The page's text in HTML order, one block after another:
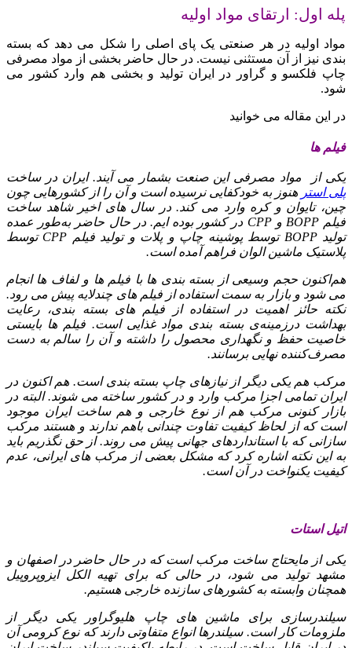
پله اول: ارتقای مواد اولیه
مواد اولیه در هر صنعتی یک پای اصلی را شکل می‌ دهد که بسته‌
بندی نیز از آن مستثنی نیست. در حال حاضر بخشی از مواد مصرفی
چاپ فلکسو و گراور در ایران تولید و بخشی هم وارد کشور می‌
شود.
در این مقاله می خوانید
فیلم‌ ها
یکی از مواد مصرفی این صنعت بشمار می‌ آیند. ایران در ساخت
پلی‌ استر هنوز به خودکفایی نرسیده است و آن را از کشورهایی چون
چین، تایوان و کره وارد می‌ کند. در سال‌ های اخیر شاهد ساخت
فیلم BOPP و CPP در کشور بوده‌ ایم. در حال حاضر به‌طور عمده
تولید BOPP توسط پوشینه چاپ و پلات و تولید فیلم CPP توسط
پلاستیک ماشین الوان فراهم آمده است.
هم‌اکنون حجم وسیعی از بسته‌ بندی‌ ها با فیلم‌ ها و لفاف‌ ها انجام
می‌ شود و بازار به سمت استفاده از فیلم‌ های چندلایه پیش می‌ رود.
نکته حائز اهمیت در استفاده از فیلم‌ های بسته‌ بندی، رعایت
بهداشت درزمینه‌ی بسته‌ بندی مواد غذایی است. فیلم‌ ها بایستی
خاصیت حفظ و نگهداری محصول را داشته و آن را سالم به دست
مصرف‌کننده نهایی برسانند.
مرکب هم یکی دیگر از نیازهای چاپ بسته‌ بندی است. هم‌ اکنون در
ایران تمامی اجزا مرکب وارد و در کشور ساخته می‌ شوند. البته در
بازار کنونی مرکب هم از نوع خارجی و هم ‌ساخت ایران موجود
است که از لحاظ کیفیت تفاوت چندانی باهم ندارند و هستند مرکب‌
سازانی که با استانداردهای جهانی پیش می‌ روند. از حق نگذریم باید
به این نکته اشاره کرد که مشکل بعضی از مرکب‌ های ایرانی، عدم
کیفیت یکنواخت در آن است.
اتیل استات
یکی از مایحتاج ساخت مرکب است که در حال حاضر در اصفهان و
مشهد تولید می‌ شود، در حالی‌ که برای تهیه الکل ایزوپروپیل
همچنان وابسته به کشورهای سازنده خارجی هستیم.
سیلندرسازی برای ماشین‌ های چاپ هلیوگراور یکی دیگر از
ملزومات کار است. سیلندرها انواع متفاوتی دارند که نوع کرومی آن